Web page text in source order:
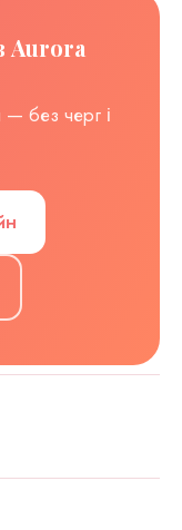
Aurora
без черг і